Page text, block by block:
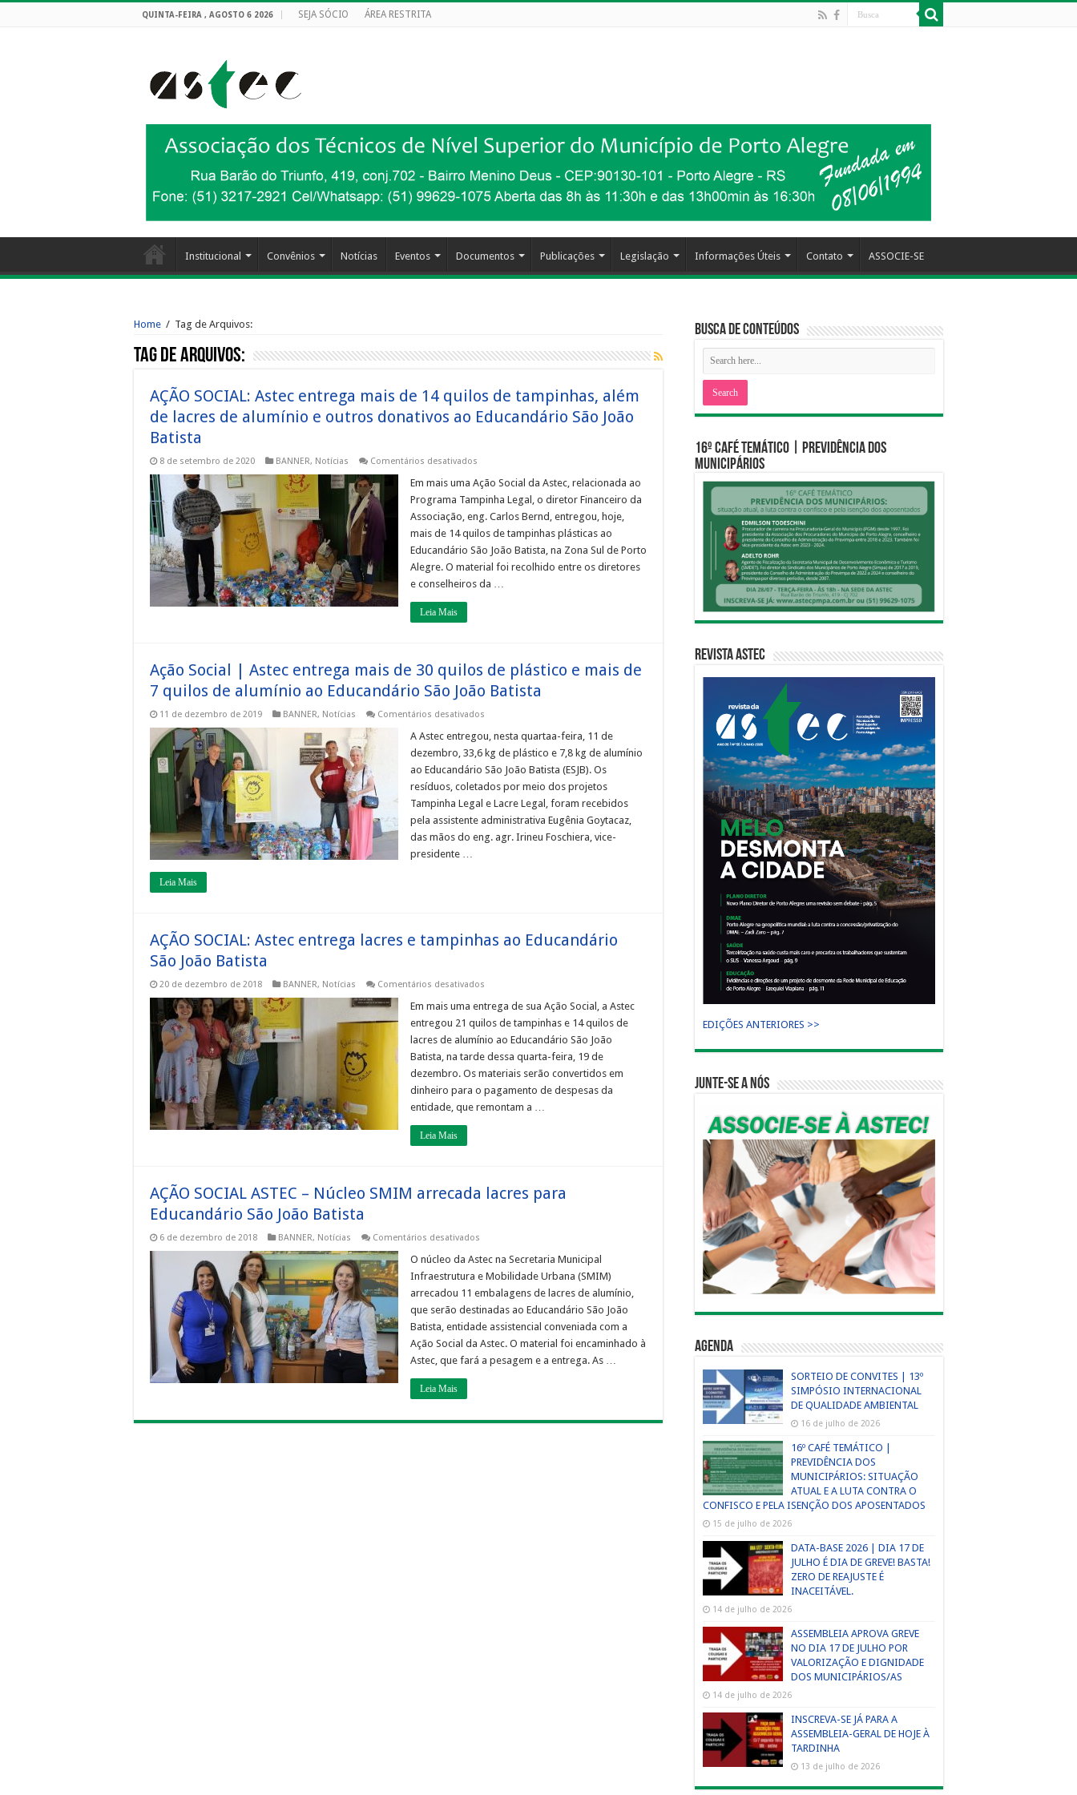
QUINTA-FEIRA , AGOSTO 6 2026 SEJA SÓCIO ÁREA RESTRITA
Institucional Convênios Notícias Eventos Documentos Publicações Legislação Informações Úteis Contato ASSOCIE-SE
Home / Tag de Arquivos:
Tag de Arquivos:
AÇÃO SOCIAL: Astec entrega mais de 14 quilos de tampinhas, além
de lacres de alumínio e outros donativos ao Educandário São João
Batista
8 de setembro de 2020 BANNER, Notícias Comentários desativados
SOCIAL:
Astec
entrega
mais
de
14
de
tampinhas,
de
Educandário
João
Em mais uma Ação Social da Astec, relacionada ao
Programa Tampinha Legal, o diretor Financeiro da
Associação, eng. Carlos Bernd, entregou, hoje,
mais de 14 quilos de tampinhas plásticas ao
Educandário São João Batista, na Zona Sul de Porto
Alegre. O material foi recolhido entre os diretores
e conselheiros da …
Leia Mais
Ação Social | Astec entrega mais de 30 quilos de plástico e mais de
7 quilos de alumínio ao Educandário São João Batista
11 de dezembro de 2019 BANNER, Notícias Comentários desativados
Social
Astec
entrega
mais
de
quilos
de
e
João
A Astec entregou, nesta quartaa-feira, 11 de
dezembro, 33,6 kg de plástico e 7,8 kg de alumínio
ao Educandário São João Batista (ESJB). Os
resíduos, coletados por meio dos projetos
Tampinha Legal e Lacre Legal, foram recebidos
pela assistente administrativa Eugênia Goytacaz,
das mãos do eng. agr. Irineu Foschiera, vice-
presidente …
Leia Mais
AÇÃO SOCIAL: Astec entrega lacres e tampinhas ao Educandário
São João Batista
20 de dezembro de 2018 BANNER, Notícias Comentários desativados
SOCIAL:
Astec
entrega
lacres
e
tampinhas
Educandário
São
João
Batista
Em mais uma entrega de sua Ação Social, a Astec
entregou 21 quilos de tampinhas e 14 quilos de
lacres de alumínio ao Educandário São João
Batista, na tarde dessa quarta-feira, 19 de
dezembro. Os materiais serão convertidos em
dinheiro para o pagamento de despesas da
entidade, que remontam a …
Leia Mais
AÇÃO SOCIAL ASTEC – Núcleo SMIM arrecada lacres para
Educandário São João Batista
6 de dezembro de 2018 BANNER, Notícias Comentários desativados
SOCIAL
–
Núcleo
SMIM
arrecada
lacres
para
Educandário
João
O núcleo da Astec na Secretaria Municipal
Infraestrutura e Mobilidade Urbana (SMIM)
arrecadou 11 embalagens de lacres de alumínio,
que serão destinadas ao Educandário São João
Batista, entidade assistencial conveniada com a
Ação Social da Astec. O material foi encaminhado à
Astec, que fará a pesagem e a entrega. As …
Leia Mais
Busca de Conteúdos
16º CAFÉ TEMÁTICO | PREVIDÊNCIA DOS
MUNICIPÁRIOS
Revista Astec
EDIÇÕES ANTERIORES >>
Junte-se a nós
Agenda
SORTEIO DE CONVITES | 13º
SIMPÓSIO INTERNACIONAL
DE QUALIDADE AMBIENTAL
16 de julho de 2026
16º CAFÉ TEMÁTICO |
PREVIDÊNCIA DOS
MUNICIPÁRIOS: SITUAÇÃO
ATUAL E A LUTA CONTRA O
CONFISCO E PELA ISENÇÃO DOS APOSENTADOS
15 de julho de 2026
DATA-BASE 2026 | DIA 17 DE
JULHO É DIA DE GREVE! BASTA!
ZERO DE REAJUSTE É
INACEITÁVEL.
14 de julho de 2026
ASSEMBLEIA APROVA GREVE
NO DIA 17 DE JULHO POR
VALORIZAÇÃO E DIGNIDADE
DOS MUNICIPÁRIOS/AS
14 de julho de 2026
INSCREVA-SE JÁ PARA A
ASSEMBLEIA-GERAL DE HOJE À
TARDINHA
13 de julho de 2026